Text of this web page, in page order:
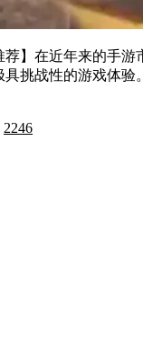
荐】在近年来的手
挑战性的游戏体
2246